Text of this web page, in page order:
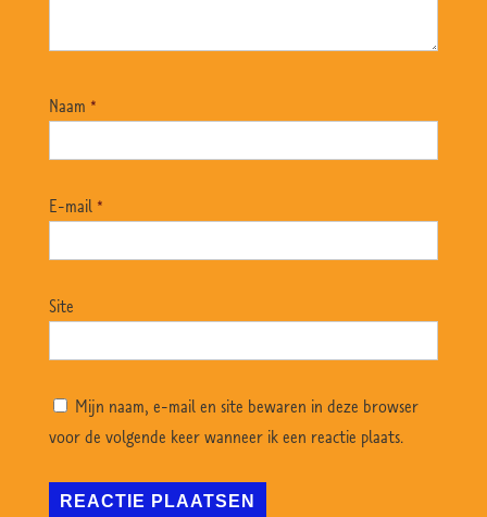
Naam *
E-mail *
Site
Mijn naam, e-mail en site bewaren in deze browser
voor de volgende keer wanneer ik een reactie plaats.